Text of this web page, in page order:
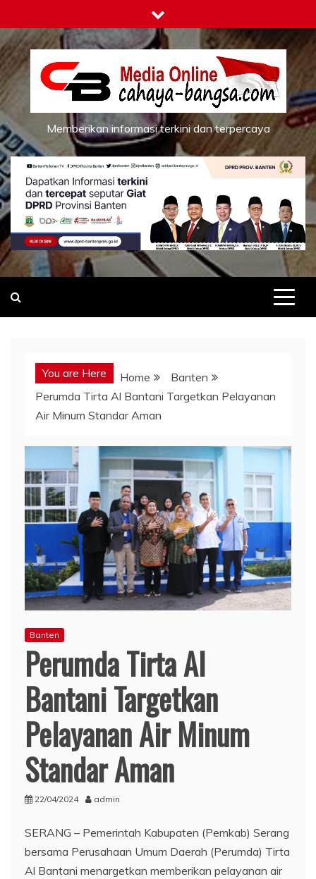
to
content
Memberikan informasi terkini dan terpercaya
You are Here Home
Banten
Perumda Tirta Al Bantani Targetkan Pelayanan
Air Minum Standar Aman
Banten
Perumda Tirta Al
Bantani Targetkan
Pelayanan Air Minum
Standar Aman
22/04/2024 admin
SERANG – Pemerintah Kabupaten (Pemkab) Serang
bersama Perusahaan Umum Daerah (Perumda) Tirta
Al Bantani menargetkan memberikan pelayanan air